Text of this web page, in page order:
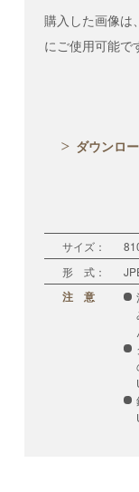
購入した画像は
にご使用可能で
ダウンロ
サイズ：
形 式：
注 意